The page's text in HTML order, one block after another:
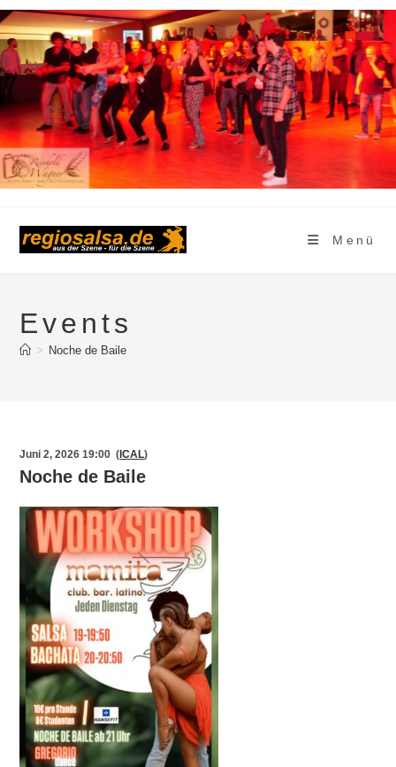
Zum
Inhalt
springen
Menü
Events
> Noche de Baile
Juni 2, 2026 19:00 (ICAL)
Noche de Baile